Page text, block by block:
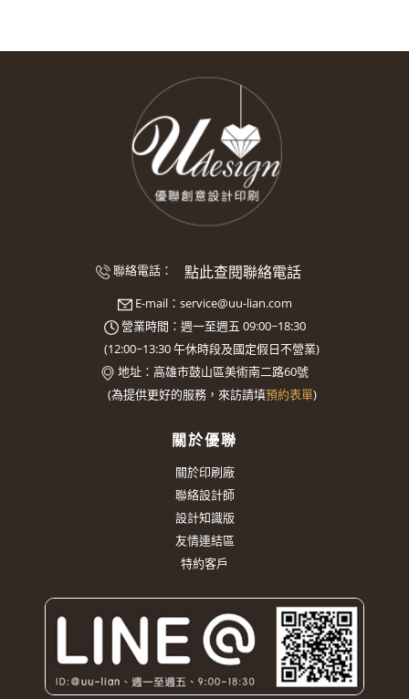
聯絡電話： 點此查閱聯絡電話
E-mail： service@uu-lian.com
營業時間：週一至週五 09:00~18:30
(12:00~13:30午休時段及國定假日不營業)
地址： 高雄市鼓山區美術南二路60號
(為提供更好的服務，來訪請填預約表單)
關於優聯
關於印刷廠
聯絡設計師
設計知識版
友情連結區
特約客戶